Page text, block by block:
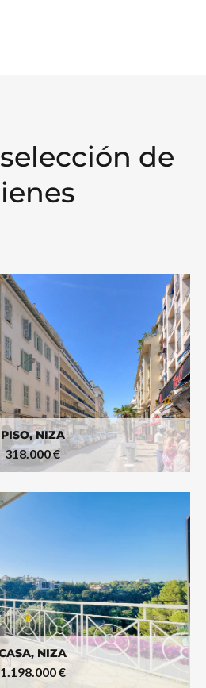
de
PISO, NIZA
318.000 €
NIZA
1.198.000 €